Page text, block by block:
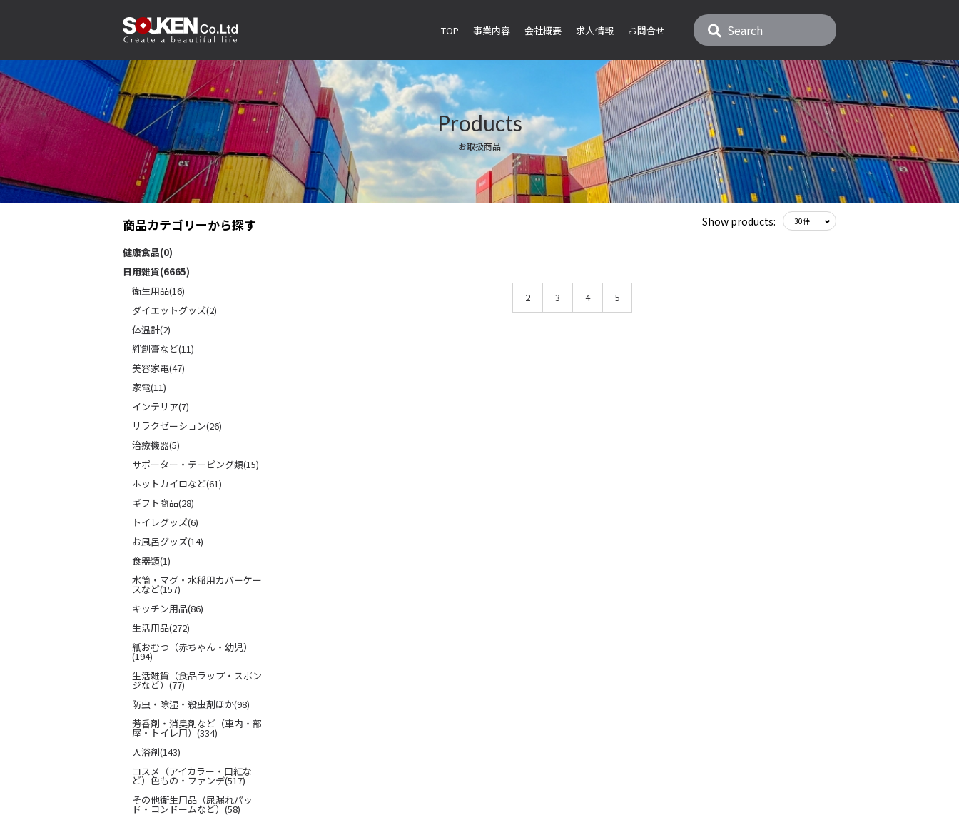
TOP 事業内容 会社概要 求人情報 お問合せ
Products
お取扱商品
商品カテゴリーから探す
健康食品(0)
日用雑貨(6665)
衛生用品(16)
ダイエットグッズ(2)
体温計(2)
絆創膏など(11)
美容家電(47)
家電(11)
インテリア(7)
リラクゼーション(26)
治療機器(5)
サポーター・テーピング類(15)
ホットカイロなど(61)
ギフト商品(28)
トイレグッズ(6)
お風呂グッズ(14)
食器類(1)
水筒・マグ・水稲用カバーケー
スなど(157)
キッチン用品(86)
生活用品(272)
紙おむつ（赤ちゃん・幼児）
(194)
生活雑貨（食品ラップ・スポン
ジなど）(77)
防虫・除湿・殺虫剤ほか(98)
芳香剤・消臭剤など（車内・部
屋・トイレ用）(334)
入浴剤(143)
コスメ（アイカラー・口紅な
ど）色もの・ファンデ(517)
その他衛生用品（尿漏れパッ
ド・コンドームなど）(58)
Show products:
2 3 4 5